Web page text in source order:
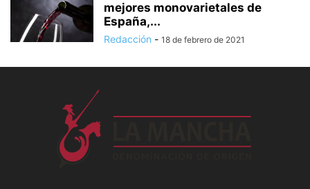
mejores monovarietales de
España,...
Redacción - 18 de febrero de 2021